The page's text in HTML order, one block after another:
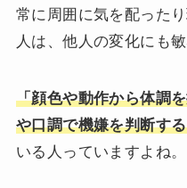
常に周囲に気を配った
人は、他人の変化にも敏
「顔色や動作から体調
や口調で機嫌を判断す
いる人っていますよね。